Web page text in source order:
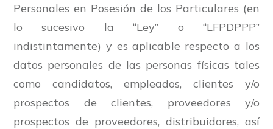
Personales en Posesión de los Particulares (en
lo sucesivo la “Ley” o “LFPDPPP”
indistintamente) y es aplicable respecto a los
datos personales de las personas físicas tales
como candidatos, empleados, clientes y/o
prospectos de clientes, proveedores y/o
prospectos de proveedores, distribuidores, así